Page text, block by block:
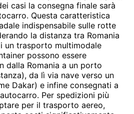
casi la consegna finale sarà
Questa caratteristica
indispensabile sulle rotte
la distanza tra Romania
un trasporto multimodale
possono essere
dalla Romania a un porto
da lì via nave verso un
Dakar) e infine consegnati a
Per spedizioni più
per il trasporto aereo,